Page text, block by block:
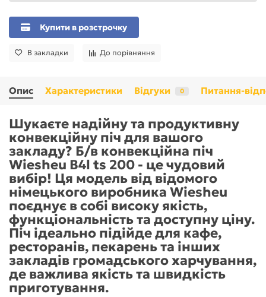
Купити в розстрочку
В закладки До порівняння
Опис Характеристики Відгуки 0 Питання-
Шукаєте надійну та продуктивну
конвекційну піч для вашого
закладу? Б/в конвекційна піч
Wiesheu B4l ts 200 - це чудовий
вибір! Ця модель від відомого
німецького виробника Wiesheu
поєднує в собі високу якість,
функціональність та доступну ціну.
Піч ідеально підійде для кафе,
ресторанів, пекарень та інших
закладів громадського харчування,
де важлива якість та швидкість
приготування.